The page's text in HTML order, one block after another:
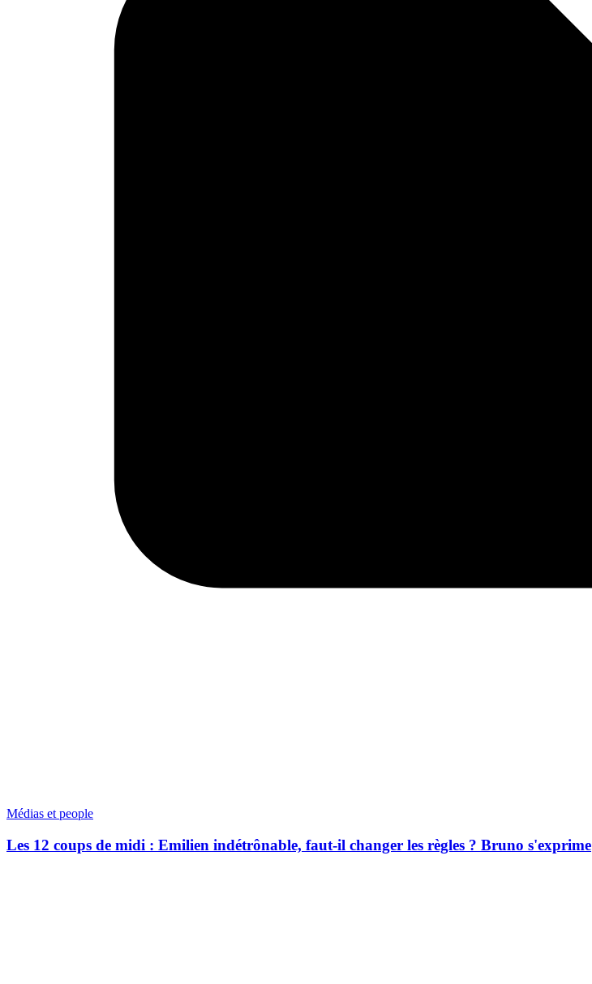
Médias et people
Les 12 coups de midi : Emilien indétrônable, faut-il changer les règles ? Bruno s'exprime